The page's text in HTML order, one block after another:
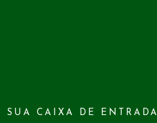
CAIXA DE ENTRADA